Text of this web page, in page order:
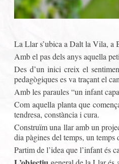
La Llar s’ubica a Dalt la Vila, a
Amb el pas dels anys aquella
Des d’un inici creix el
pedagògiques es va traçant el
Amb les paraules “un infant
Com aquella planta que
tendresa, constància i cura.
Construïm una llar amb un
dia pàgines del temps, un temps
Partim de l’idea que l’infant és